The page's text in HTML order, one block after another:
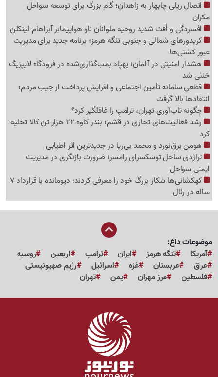
اتصال ریلی چابهار به زاهدان؛ گام بزرگ برای توسعه سواحل
مکران
افسردگی و اُفت شدید روحیه ملوانان ناو هواپیمابر آبراهام لینکلن
کریدورهای شمالی و جنوبی تنگه هرمز؛ برنامه جدید برای مدیریت
عبور کشتی‌ها
هشدار امنیتی در آلمان؛ پهپاد بمب‌گذاری‌شده در فرودگاه لایپزیگ
خنثی شد
قطعی سامانه تأمین اجتماعی و افزایش پرداخت از جیب مردم؛
انتقادها بالا گرفت
چگونه تاب‌آوری تهران، ترامپ را غافلگیر کرد؟
رشد فعالیت‌های تجاری در قشم؛ بندر کاوه 22 هزار تن کالا تخلیه
کرد
هومن برق‌نورد و محمد بی‌ریا در جدیدترین اثر اطیابی
تراژدی ساحل توسکسرای رامسر؛ ضرورت بازنگری در مدیریت
ایمنی سواحل
کهکشانی‌ها شکار بزرگ خود را معرفی کردند؛ دیومانده با قرارداد 7
ساله در رئال
موضوعات داغ:
آمریکا
تنگه هرمز ایران ترامپ اربعین
روسیه
عراق
عربستان غزه اسرائیل
رژیم صهیونیستی
فلسطین
مرز مهران یمن تهران